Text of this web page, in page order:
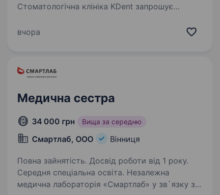
Стоматологічна клініка KDent запрошує
медична освіта: медична сестра / фельдшер;
вчора
Медична сестра
34 000 грн Вища за середню
Смартлаб, ООО Вінниця
Повна зайнятість. Досвід роботи від 1 року.
Середня спеціальна освіта. Незалежна
медична лабораторія «Смартлаб» у зв`язку з